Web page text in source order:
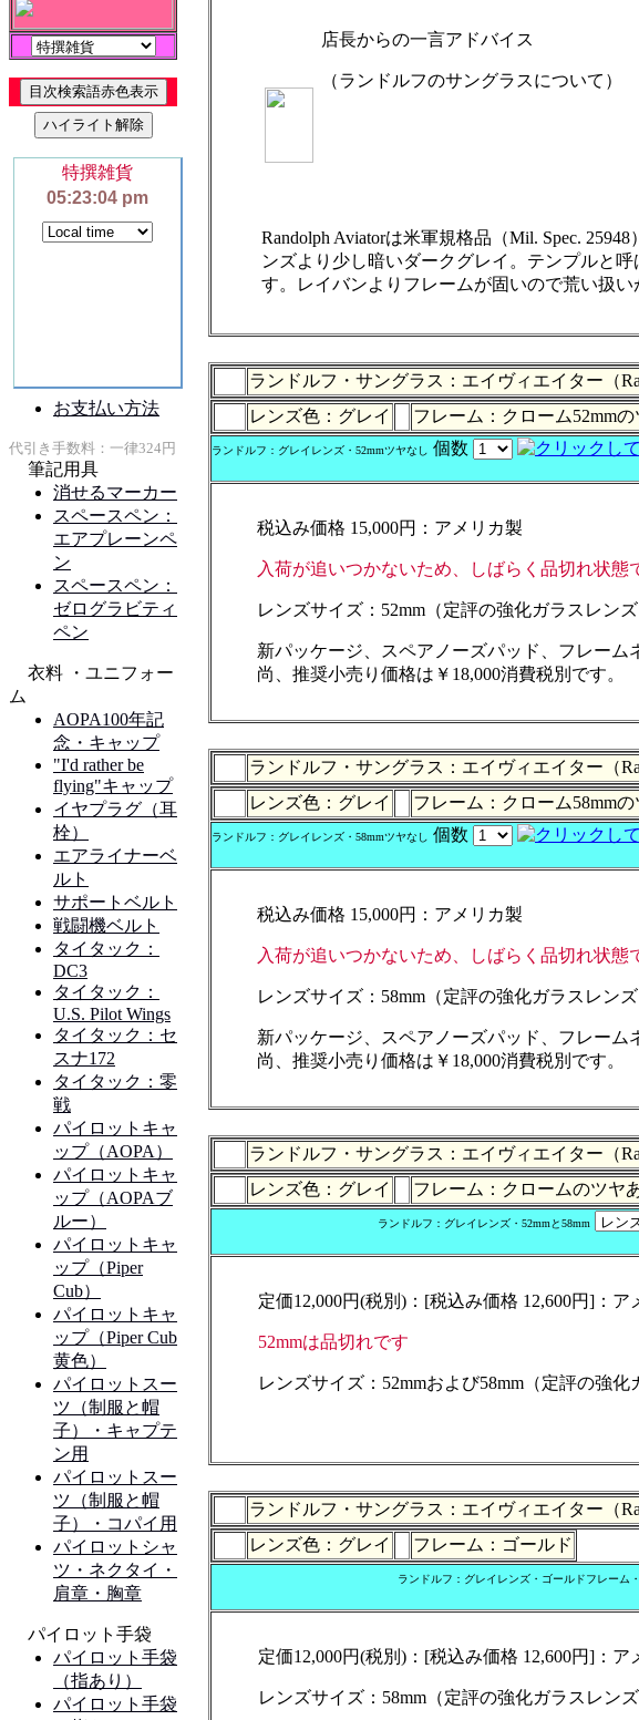
店長からの一言アドバイス
（ランドルフのサングラスについて）
Randolph Aviatorは米軍規格品（Mil. Spec.
ンズより少し暗いダークグレイ。テンプルと
す。レイバンよりフレームが固いので荒い扱
ランドルフ・サングラス：エイヴィエイター（
レンズ色：グレイ
フレーム：クローム52mmの
ランドルフ：グレイレンズ・52mmツヤなし 個数
税込み価格 15,000円：アメリカ製
入荷が追いつかないため、しばらく品切れ状態
レンズサイズ：52mm（定評の強化ガラスレンズ
新パッケージ、スペアノーズパッド、フレー
尚、推奨小売り価格は￥18,000消費税別です。
ランドルフ・サングラス：エイヴィエイター（
レンズ色：グレイ
フレーム：クローム58mmの
ランドルフ：グレイレンズ・58mmツヤなし 個数
税込み価格 15,000円：アメリカ製
入荷が追いつかないため、しばらく品切れ状態
レンズサイズ：58mm（定評の強化ガラスレンズ
新パッケージ、スペアノーズパッド、フレー
尚、推奨小売り価格は￥18,000消費税別です。
ランドルフ・サングラス：エイヴィエイター（
レンズ色：グレイ
フレーム：クロームのツヤ
ランドルフ：グレイレンズ・52mmと58mm
定価12,000円(税別)：[税込み価格 12,600円]：ア
52mmは品切れです
レンズサイズ：52mmおよび58mm（定評の強化
ランドルフ・サングラス：エイヴィエイター（
レンズ色：グレイ
フレーム：ゴールド
ランドルフ：グレイレンズ・ゴールドフレーム
定価12,000円(税別)：[税込み価格 12,600円]：ア
レンズサイズ：58mm（定評の強化ガラスレンズ